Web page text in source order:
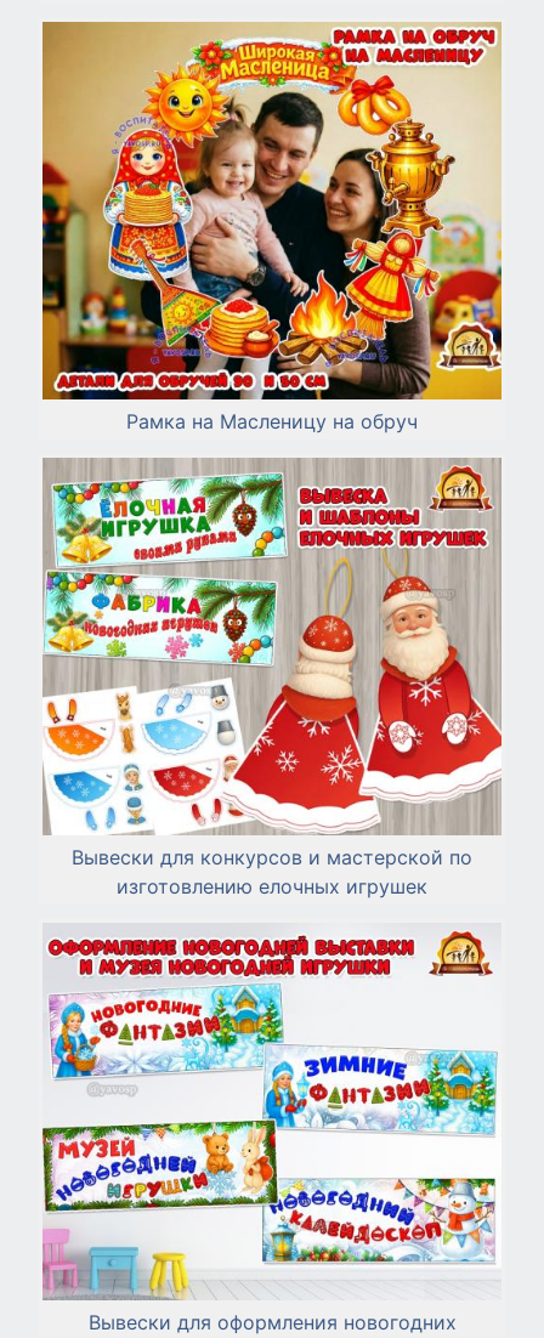
Рамка на Масленицу на обруч
Вывески для конкурсов и мастерской по
изготовлению елочных игрушек
Вывески для оформления новогодних